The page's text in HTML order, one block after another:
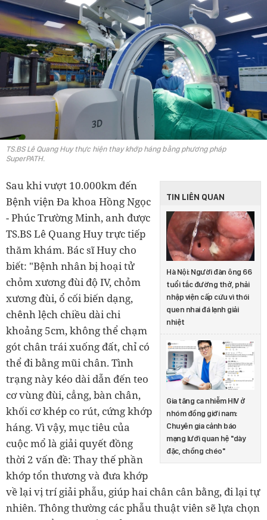
TS.BS Lê Quang Huy thực hiện thay khớp háng bằng phương pháp
SuperPATH.
TIN LIÊN QUAN
Hà Nội: Người đàn ông 66
tuổi tắc đường thở, phải
nhập viện cấp cứu vì thói
quen nhai đá lạnh giải
nhiệt
Gia tăng ca nhiễm HIV ở
nhóm đồng giới nam:
Chuyên gia cảnh báo
mạng lưới quan hệ "dày
đặc, chồng chéo"
Sau khi vượt 10.000km đến
Bệnh viện Đa khoa Hồng Ngọc
- Phúc Trường Minh, anh được
TS.BS Lê Quang Huy trực tiếp
thăm khám. Bác sĩ Huy cho
biết: "Bệnh nhân bị hoại tử
chỏm xương đùi độ IV, chỏm
xương đùi, ổ cối biến dạng,
chênh lệch chiều dài chi
khoảng 5cm, không thể chạm
gót chân trái xuống đất, chỉ có
thể đi bằng mũi chân. Tình
trạng này kéo dài dẫn đến teo
cơ vùng đùi, cẳng, bàn chân,
khối cơ khép co rút, cứng khớp
háng. Vì vậy, mục tiêu của
cuộc mổ là giải quyết đồng
thời 2 vấn đề: Thay thế phần
khớp tổn thương và đưa khớp
về lại vị trí giải phẫu, giúp hai chân cân bằng, đi lại tự
nhiên. Thông thường các phẫu thuật viên sẽ lựa chọn